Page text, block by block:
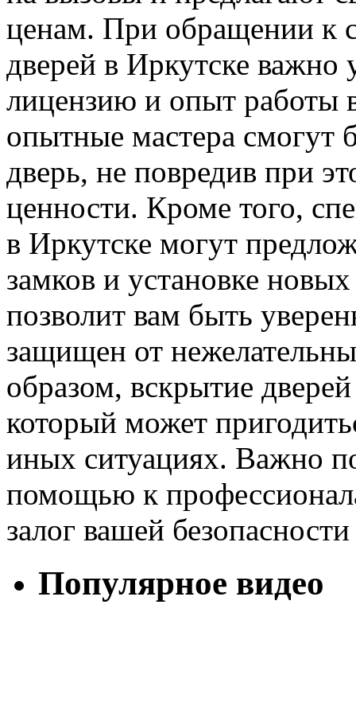
ценам. При обращении к
дверей в Иркутске важно
лицензию и опыт работы
опытные мастера смогут
дверь, не повредив при
ценности. Кроме того,
в Иркутске могут
замков и установке
позволит вам быть
защищен от
образом, вскрытие
который может
иных ситуациях. Важно
помощью к
залог вашей
Популярное видео